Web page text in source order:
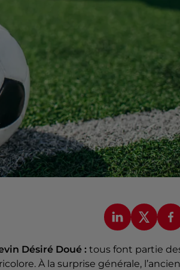
Désiré Doué : tous font partie
À la surprise générale, l’ancien